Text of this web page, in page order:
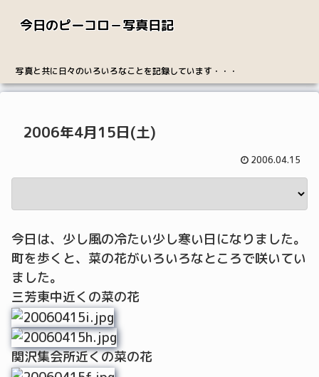
今日のピーコロ－写真日記
写真と共に日々のいろいろなことを記録しています・・・
2006年4月15日(土)
2006.04.15
今日は、少し風の冷たい少し寒い日になりました。
町を歩くと、菜の花がいろいろなところで咲いてい
ました。
三芳東中近くの菜の花
関沢集会所近くの菜の花